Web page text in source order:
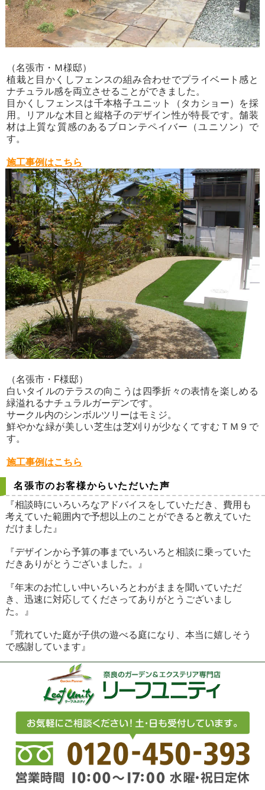
（名張市・Ｍ様邸）
植栽と目かくしフェンスの組み合わせでプライベート感と
ナチュラル感を両立させることができました。
目かくしフェンスは千本格子ユニット（タカショー）を採
用。リアルな木目と縦格子のデザイン性が特長です。舗装
材は上質な質感のあるブロンテペイバー（ユニソン）で
す。
施工事例はこちら
（名張市・F様邸）
白いタイルのテラスの向こうは四季折々の表情を楽しめる
緑溢れるナチュラルガーデンです。
サークル内のシンボルツリーはモミジ。
鮮やかな緑が美しい芝生は芝刈りが少なくてすむＴＭ９で
す。
施工事例はこちら
名張市のお客様からいただいた声
『相談時にいろいろなアドバイスをしていただき、費用も
考えていた範囲内で予想以上のことができると教えていた
だけました』
『デザインから予算の事までいろいろと相談に乗っていた
だきありがとうございました。』
『年末のお忙しい中いろいろとわがままを聞いていただ
き、迅速に対応してくださってありがとうございまし
た。』
『荒れていた庭が子供の遊べる庭になり、本当に嬉しそう
で感謝しています』